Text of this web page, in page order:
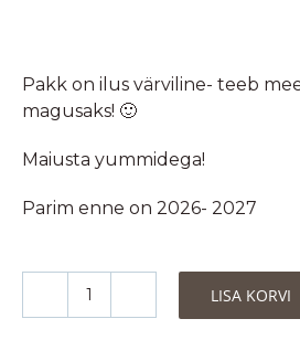
Pakk on ilus värviline- teeb
magusaks! 🙂
Maiusta yummidega!
Parim enne on 2026- 2027
Yummide
LISA KORVI